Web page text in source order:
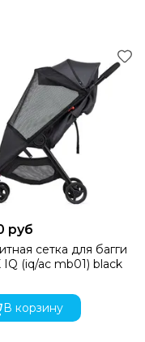
руб
сетка для багги
IQ (iq/ac mb01) black
В корзину